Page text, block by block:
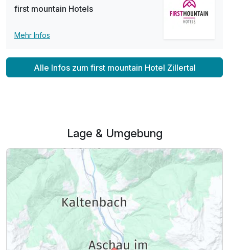
first mountain Hotels
Mehr Infos
Alle Infos zum first mountain Hotel Zillertal
Lage & Umgebung